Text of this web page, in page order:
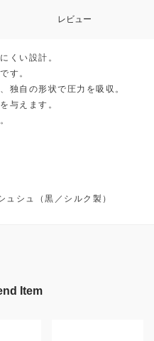
レビュー
くい設計。
す。
独自の形状で圧力を吸収。
与えます。
シュ（黒／シルク製）
Item